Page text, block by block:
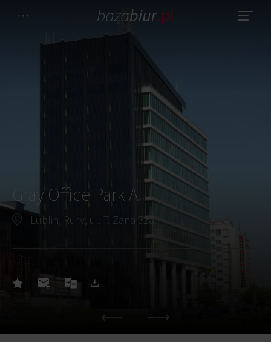
Gray Office Park A
Lublin, Rury, ul. T. Zana 32a